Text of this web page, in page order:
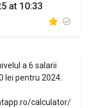
at 10:33
a 6 salarii
lei pentru 2024.
calculator/